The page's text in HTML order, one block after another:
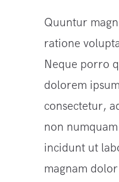
Quuntur
ratione
Neque porro
dolorem
consectetur,
non
incidunt ut
magnam